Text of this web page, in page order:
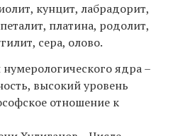
кунцит, лабрадорит,
платина, родолит,
сера, олово.
ядра –
высокий уровень
отношение к